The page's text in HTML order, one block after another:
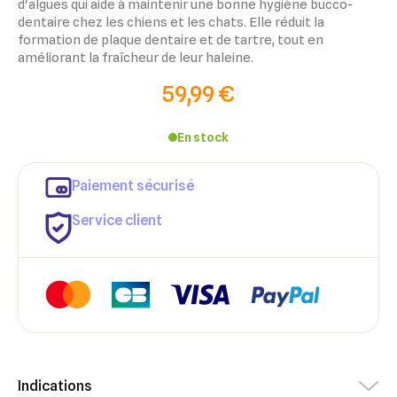
d'algues qui aide à maintenir une bonne hygiène bucco-
dentaire chez les chiens et les chats. Elle réduit la
formation de plaque dentaire et de tartre, tout en
améliorant la fraîcheur de leur haleine.
59,99 €
En stock
Paiement sécurisé
Service client
Indications
Créer une liste d'envies ×
Connexion ×